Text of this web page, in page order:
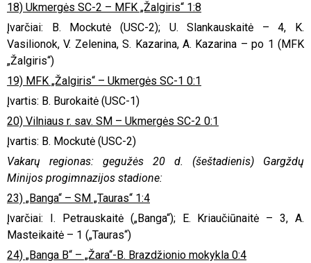
18) Ukmergės SC-2 – MFK „Žalgiris“ 1:8
Įvarčiai: B. Mockutė (USC-2); U. Slankauskaitė – 4, K.
Vasilionok, V. Zelenina, S. Kazarina, A. Kazarina – po 1 (MFK
„Žalgiris“)
19) MFK „Žalgiris“ – Ukmergės SC-1 0:1
Įvartis: B. Burokaitė (USC-1)
20) Vilniaus r. sav. SM – Ukmergės SC-2 0:1
Įvartis: B. Mockutė (USC-2)
Vakarų regionas: gegužės 20 d. (šeštadienis) Gargždų
Minijos progimnazijos stadione:
23) „Banga“ – SM „Tauras“ 1:4
Įvarčiai: I. Petrauskaitė („Banga“); E. Kriaučiūnaitė – 3, A.
Masteikaitė – 1 („Tauras“)
24) „Banga B“ – „Žara“-B. Brazdžionio mokykla 0:4